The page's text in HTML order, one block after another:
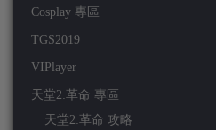
Cosplay 專區
TGS2019
VIPlayer
天堂2:革命 專區
天堂2:革命 攻略